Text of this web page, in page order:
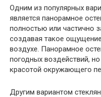
Одним из популярных
является панорамное
полностью или частично
создавая такое
воздухе. Панорамное
погодных воздействий,
красотой окружающего
Другим вариантом